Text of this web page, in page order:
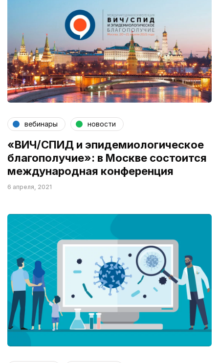
вебинары новости
«ВИЧ/СПИД и эпидемиологическое
благополучие»: в Москве состоится
международная конференция
6 апреля, 2021